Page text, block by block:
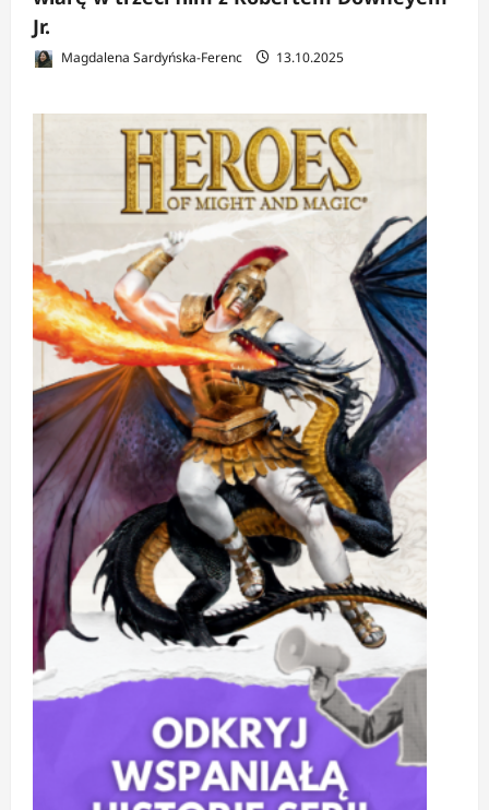
Jr.
Magdalena Sardyńska-Ferenc 13.10.2025